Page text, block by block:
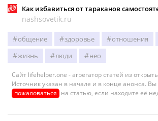
Как избавиться от тараканов
nashsovetik.ru
общение здоровье отношения
жизнь
люди нео
Сайт lifehelper.one - агрегатор статей из
Источник указан в начале и в конце анонса.
пожаловаться на статью, если находите её